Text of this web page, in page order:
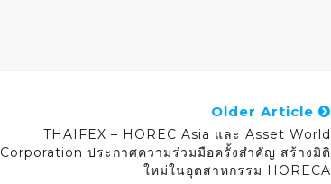
Older Article
THAIFEX – HOREC Asia และ Asset World
Corporation ประกาศความร่วมมือครั้งสำคัญ สร้างมิติ
ใหม่ในอุตสาหกรรม HORECA